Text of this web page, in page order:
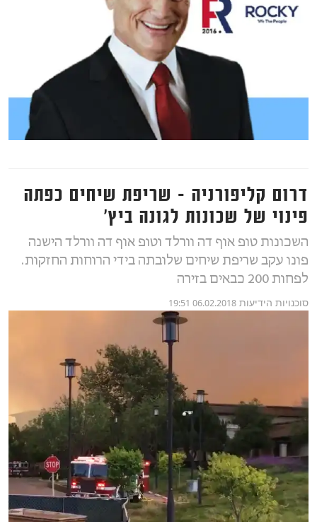
דרום קליפורניה - שריפת שיחים כפתה
פינוי של שכונות לגונה ביץ'
השכונות טופ אוף דה וורלד וטופ אוף דה וורלד הישנה
פונו עקב שריפת שיחים שלובתה בידי הרוחות החזקות.
לפחות 200 כבאים בזירה
סוכנויות הידיעות 06.02.2018 19:51